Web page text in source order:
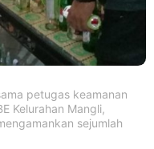
petugas keamanan
Kelurahan Mangli,
sejumlah